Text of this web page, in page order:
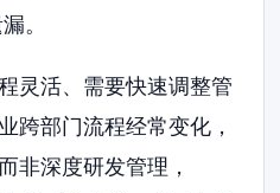
。
灵活、需要快速调整管
跨部门流程经常变化，
非深度研发管理，